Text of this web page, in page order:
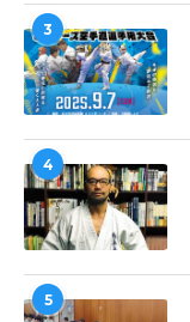
3
4
5